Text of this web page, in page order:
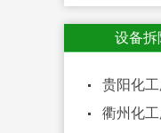
设备拆
贵阳化
衢州化